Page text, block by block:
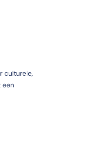
culturele,
een